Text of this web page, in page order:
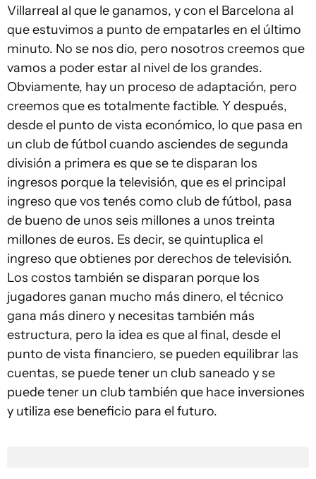
Villarreal al que le ganamos, y con el Barcelona al
que estuvimos a punto de empatarles en el último
minuto. No se nos dio, pero nosotros creemos que
vamos a poder estar al nivel de los grandes.
Obviamente, hay un proceso de adaptación, pero
creemos que es totalmente factible. Y después,
desde el punto de vista económico, lo que pasa en
un club de fútbol cuando asciendes de segunda
división a primera es que se te disparan los
ingresos porque la televisión, que es el principal
ingreso que vos tenés como club de fútbol, pasa
de bueno de unos seis millones a unos treinta
millones de euros. Es decir, se quintuplica el
ingreso que obtienes por derechos de televisión.
Los costos también se disparan porque los
jugadores ganan mucho más dinero, el técnico
gana más dinero y necesitas también más
estructura, pero la idea es que al final, desde el
punto de vista financiero, se pueden equilibrar las
cuentas, se puede tener un club saneado y se
puede tener un club también que hace inversiones
y utiliza ese beneficio para el futuro.